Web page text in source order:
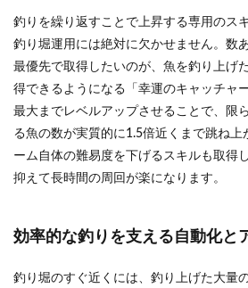
釣りを繰り返すことで上昇する専用のス
釣り堀運用には絶対に欠かせません。数
最優先で取得したいのが、魚を釣り上げ
得できるようになる「幸運のキャッチャ
最大までレベルアップさせることで、限
る魚の数が実質的に1.5倍近くまで跳ね上
ーム自体の難易度を下げるスキルも取得
抑えて長時間の周回が楽になります。
効率的な釣りを支える自動化と
釣り堀のすぐ近くには、釣り上げた大量